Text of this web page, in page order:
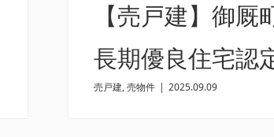
【売戸建】御厩
長期優良住宅認
売戸建,売物件 | 2025.09.09